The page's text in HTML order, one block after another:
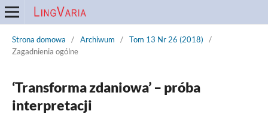
Strona domowa / Archiwum / Tom 13 Nr 26 (2018)
/
Zagadnienia ogólne
‘Transforma zdaniowa’ – próba
interpretacji